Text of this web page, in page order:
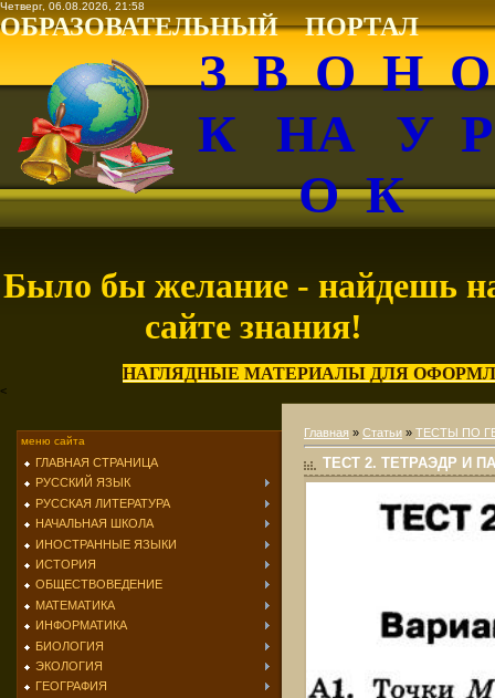
Четверг, 06.08.2026, 21:58
ОБРАЗОВАТЕЛЬНЫЙ ПОРТАЛ
З В О Н
К НА У
О К
Было бы желание - найдешь
сайте знания!
НАГЛЯДНЫЕ МАТЕРИАЛЫ ДЛЯ
<
меню сайта
ГЛАВНАЯ СТРАНИЦА
РУССКИЙ ЯЗЫК
РУССКАЯ ЛИТЕРАТУРА
НАЧАЛЬНАЯ ШКОЛА
ИНОСТРАННЫЕ ЯЗЫКИ
ИСТОРИЯ
ОБЩЕСТВОВЕДЕНИЕ
МАТЕМАТИКА
ИНФОРМАТИКА
БИОЛОГИЯ
ЭКОЛОГИЯ
ГЕОГРАФИЯ
Главная » Статьи » ТЕСТЫ ПО
ТЕСТ 2. ТЕТРАЭДР И